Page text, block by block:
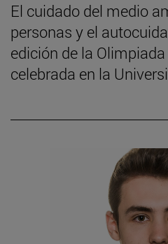
El cuidado del medio
personas y el
edición de la
celebrada en la